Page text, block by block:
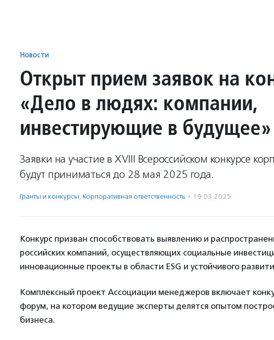
Новости
Открыт прием заявок на
«Дело в людях: компании,
инвестирующие в будущее»
Заявки на участие в XVIII Всероссийском конкурсе
будут приниматься до 28 мая 2025 года.
Гранты и конкурсы, Корпоративная ответственность · 19.03.2025
Конкурс призван способствовать выявлению и
российских компаний, осуществляющих социальные
инновационные проекты в области ESG и устойчивого
Комплексный проект Ассоциации менеджеров включает
форум, на котором ведущие эксперты делятся опытом
бизнеса.